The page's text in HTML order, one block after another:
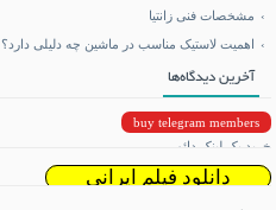
مشخصات فنی زانتیا
اهمیت لاستیک مناسب در ماشین چه دلیلی دارد؟
آخرین دیدگاه‌ها
buy telegram members
خرید بک لینک دائمی
دانلود فیلم ایرانی